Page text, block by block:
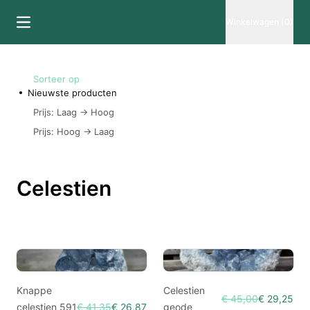
Sorteer op
Nieuwste producten
Prijs: Laag -> Hoog
Prijs: Hoog -> Laag
Celestien
Knappe
celestien 591€ 41,35€ 26,87
Celestien
geode
€ 45,00€ 29,25